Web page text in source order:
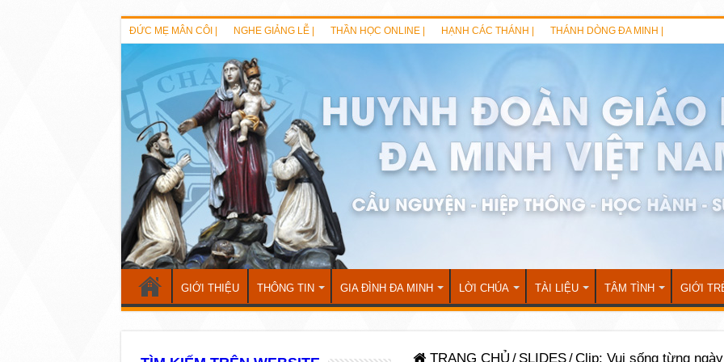
ĐỨC MẸ MÂN CÔI | NGHE GIẢNG LỄ | THẦN HỌC ONLINE | HẠNH CÁC THÁNH | THÁNH DÒNG ĐA MINH |
GIỚI THIỆU THÔNG TIN GIA ĐÌNH ĐA MINH LỜI CHÚA TÀI LIỆU TÂM TÌNH GIỚI
TRANG CHỦ / SLIDES/Clip: Vui sống từng